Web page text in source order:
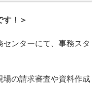
す！＞
ンターにて、事務スタ
の請求審査や資料作成